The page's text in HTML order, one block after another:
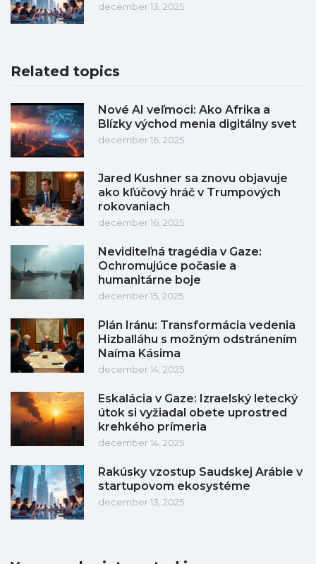
december 13, 2025
Related topics
Nové AI veľmoci: Ako Afrika a
Blízky východ menia digitálny svet
december 16, 2025
Jared Kushner sa znovu objavuje
ako kľúčový hráč v Trumpových
rokovaniach
december 16, 2025
Neviditeľná tragédia v Gaze:
Ochromujúce počasie a
humanitárne boje
december 15, 2025
Plán Iránu: Transformácia vedenia
Hizballáhu s možným odstránením
Naíma Kásima
december 14, 2025
Eskalácia v Gaze: Izraelský letecký
útok si vyžiadal obete uprostred
krehkého prímeria
december 14, 2025
Rakúsky vzostup Saudskej Arábie v
startupovom ekosystéme
december 13, 2025